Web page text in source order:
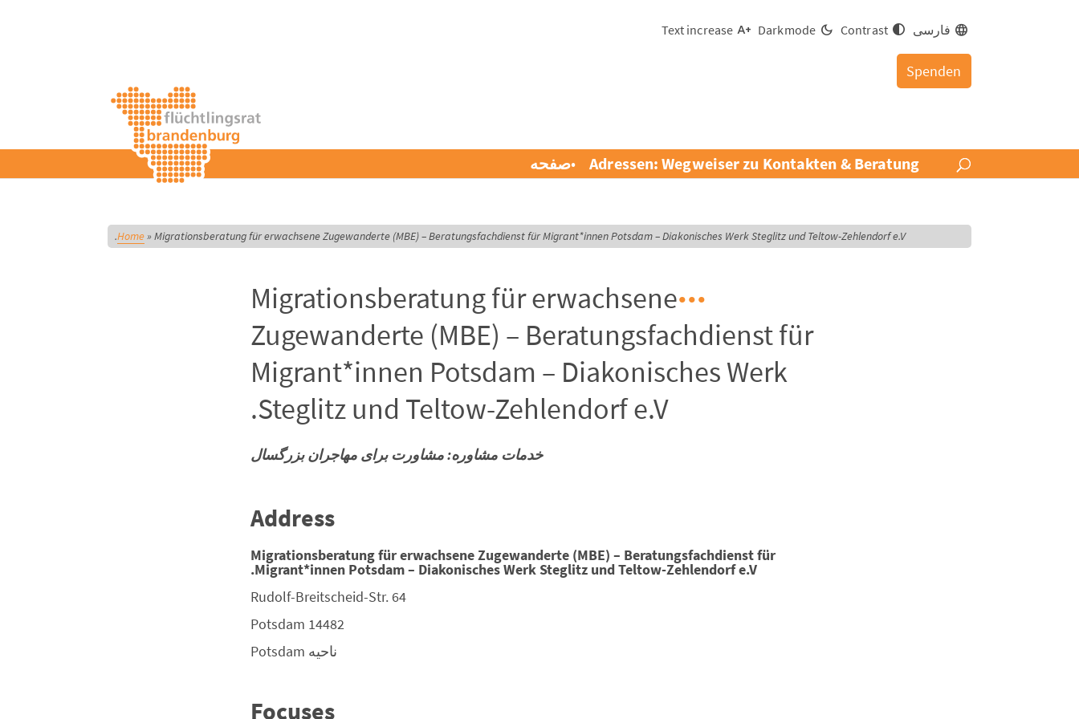
فارسی Contrast
Darkmode
Text increase
Spenden
Adressen: Wegweiser zu Kontakten & Beratung صفحه
Home»Migrationsberatung für erwachsene Zugewanderte (MBE) – Beratungsfachdienst für Migrant*innen Potsdam – Diakonisches Werk Steglitz und Teltow-Zehlendorf e.V.
Migrationsberatung für erwachsene
Zugewanderte (MBE) – Beratungsfachdienst für
Migrant*innen Potsdam – Diakonisches Werk
Steglitz und Teltow-Zehlendorf e.V.
خدمات مشاوره: مشاورت براى مهاجران بزرگسال
Address
Migrationsberatung für erwachsene Zugewanderte (MBE) – Beratungsfachdienst für
Migrant*innen Potsdam – Diakonisches Werk Steglitz und Teltow-Zehlendorf e.V.
Rudolf-Breitscheid-Str. 64
14482
Potsdam
ناحیه Potsdam
Focuses